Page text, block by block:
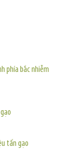
phía bắc nhiễm
tấn gạo